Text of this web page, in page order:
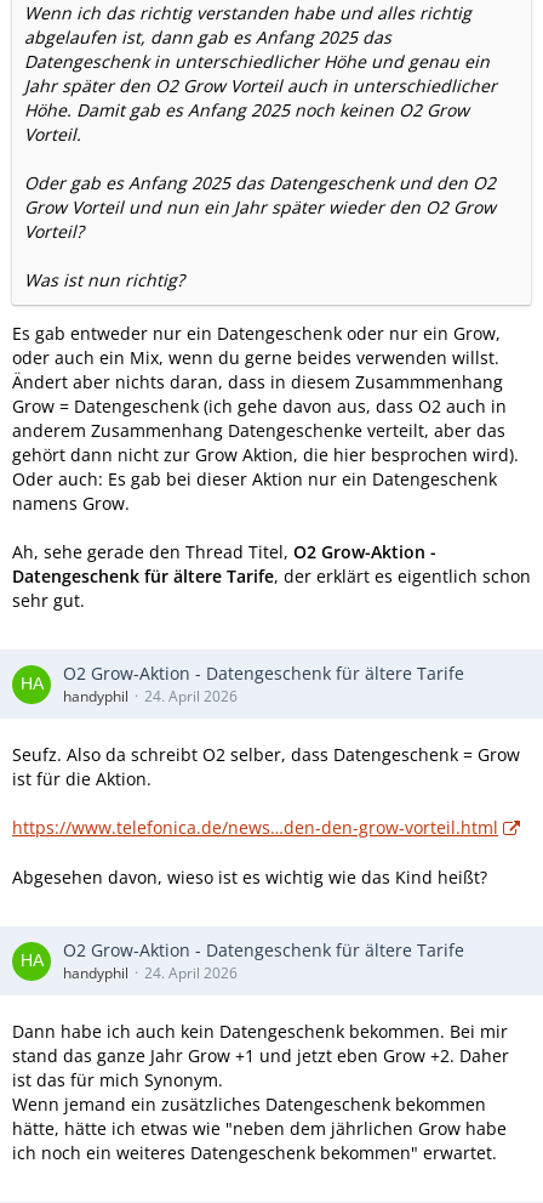
Wenn ich das richtig verstanden habe und alles richtig
abgelaufen ist, dann gab es Anfang 2025 das
Datengeschenk in unterschiedlicher Höhe und genau ein
Jahr später den O2 Grow Vorteil auch in unterschiedlicher
Höhe. Damit gab es Anfang 2025 noch keinen O2 Grow
Vorteil.
Oder gab es Anfang 2025 das Datengeschenk und den O2
Grow Vorteil und nun ein Jahr später wieder den O2 Grow
Vorteil?
Was ist nun richtig?
Es gab entweder nur ein Datengeschenk oder nur ein Grow,
oder auch ein Mix, wenn du gerne beides verwenden willst.
Ändert aber nichts daran, dass in diesem Zusammmenhang
Grow = Datengeschenk (ich gehe davon aus, dass O2 auch in
anderem Zusammenhang Datengeschenke verteilt, aber das
gehört dann nicht zur Grow Aktion, die hier besprochen wird).
Oder auch: Es gab bei dieser Aktion nur ein Datengeschenk
namens Grow.
Ah, sehe gerade den Thread Titel, O2 Grow-Aktion -
Datengeschenk für ältere Tarife, der erklärt es eigentlich schon
sehr gut.
O2 Grow-Aktion - Datengeschenk für ältere Tarife
handyphil 24. April 2026
Seufz. Also da schreibt O2 selber, dass Datengeschenk = Grow
ist für die Aktion.
https://www.telefonica.de/news…den-den-grow-vorteil.html
Abgesehen davon, wieso ist es wichtig wie das Kind heißt?
O2 Grow-Aktion - Datengeschenk für ältere Tarife
handyphil 24. April 2026
Dann habe ich auch kein Datengeschenk bekommen. Bei mir
stand das ganze Jahr Grow +1 und jetzt eben Grow +2. Daher
ist das für mich Synonym.
Wenn jemand ein zusätzliches Datengeschenk bekommen
hätte, hätte ich etwas wie "neben dem jährlichen Grow habe
ich noch ein weiteres Datengeschenk bekommen" erwartet.